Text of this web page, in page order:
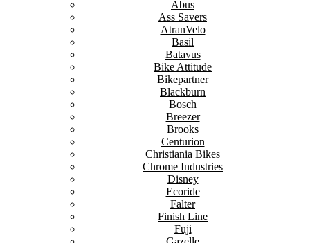
Abus
Ass Savers
AtranVelo
Basil
Batavus
Bike Attitude
Bikepartner
Blackburn
Bosch
Breezer
Brooks
Centurion
Christiania Bikes
Chrome Industries
Disney
Ecoride
Falter
Finish Line
Fuji